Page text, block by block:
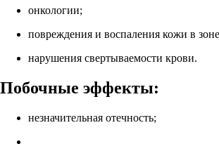
онкологии;
повреждения и воспаления кожи в
нарушения свертываемости крови.
Побочные эффекты:
незначительная отечность;